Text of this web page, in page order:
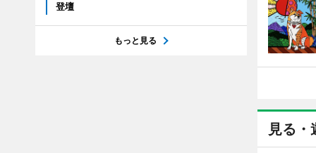
見る・
登壇
もっと見る